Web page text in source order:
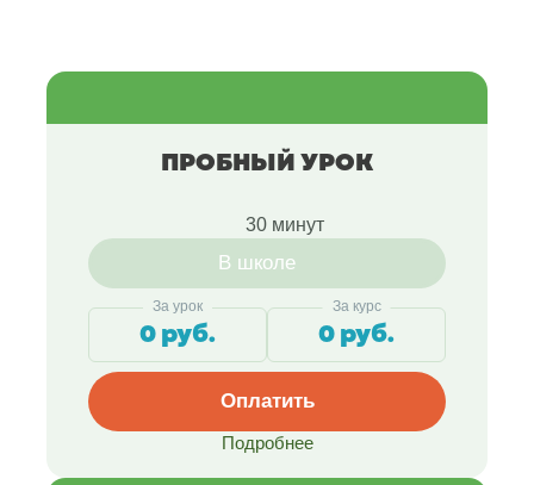
ПРОБНЫЙ УРОК
30 минут
В школе
За урок
0 руб.
За курс
0 руб.
Оплатить
Подробнее